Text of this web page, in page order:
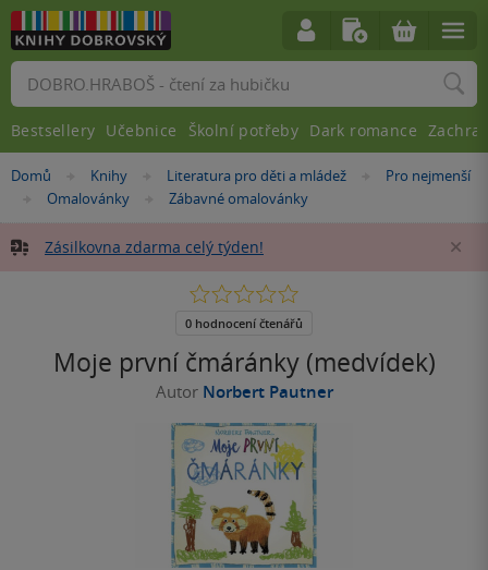
Nacházíte
Domů »Knihy »
Literatura pro děti a mládež »Pro nejmenší
»
Omalovánky »
Zábavné omalovánky
Zásilkovna zdarma celý týden!
Moje první čmáránky (medvídek)
Autor Norbert Pautner
0.0
5
0 hodnocení čtenářů
Vyhledávání
Bestsellery Učebnice Školní potřeby Dark romance